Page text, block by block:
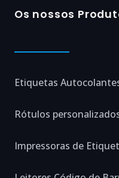
Os nossos
Etiquetas
Rótulos
Impressoras de